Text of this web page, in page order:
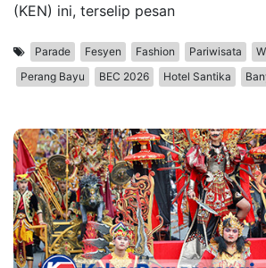
(KEN) ini, terselip pesan
Parade Fesyen Fashion Pariwisata
Perang Bayu
BEC 2026 Hotel Santika